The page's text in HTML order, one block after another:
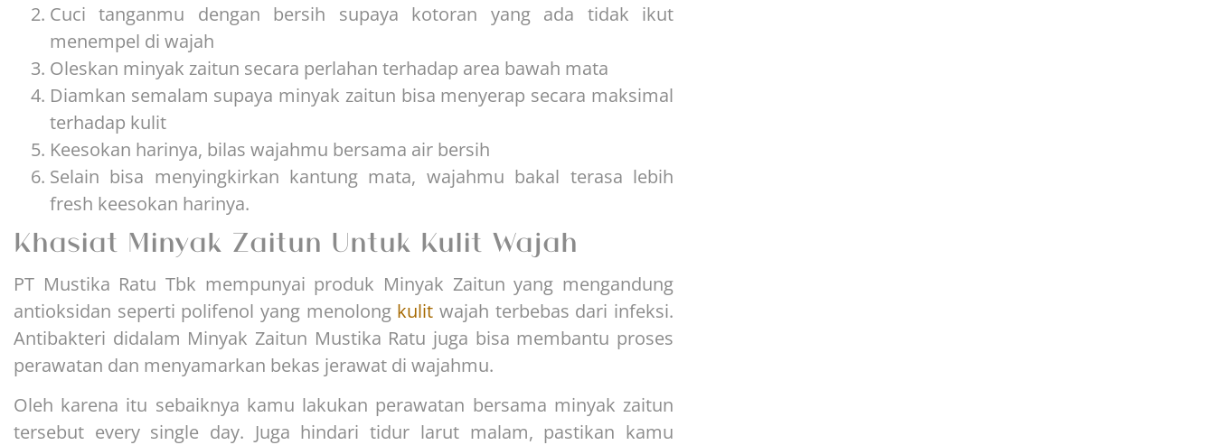
Cuci tanganmu dengan bersih supaya kotoran yang ada tidak ikut
menempel di wajah
Oleskan minyak zaitun secara perlahan terhadap area bawah mata
Diamkan semalam supaya minyak zaitun bisa menyerap secara maksimal
terhadap kulit
Keesokan harinya, bilas wajahmu bersama air bersih
Selain bisa menyingkirkan kantung mata, wajahmu bakal terasa lebih
fresh keesokan harinya.
Khasiat Minyak Zaitun Untuk Kulit Wajah
PT Mustika Ratu Tbk mempunyai produk Minyak Zaitun yang mengandung
antioksidan seperti polifenol yang menolong kulit wajah terbebas dari infeksi.
Antibakteri didalam Minyak Zaitun Mustika Ratu juga bisa membantu proses
perawatan dan menyamarkan bekas jerawat di wajahmu.
Oleh karena itu sebaiknya kamu lakukan perawatan bersama minyak zaitun
tersebut every single day. Juga hindari tidur larut malam, pastikan kamu